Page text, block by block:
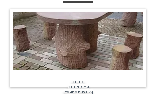
СТІЛ З
СТІЛЬЦЯМИ
(РУЧНА РОБОТА)